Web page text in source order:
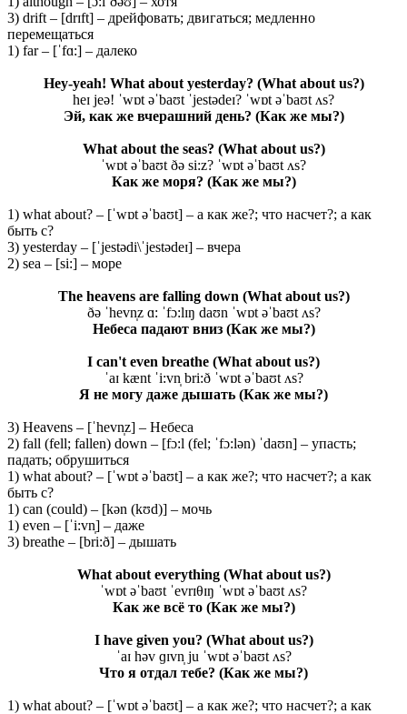
3) drift – [drɪft] – дрейфовать; двигаться; медленно
перемещаться
1) far – [ˈfɑ:] – далеко
Hey-yeah! What about yesterday? (What about us?)
heɪ jeə! ˈwɒt əˈbaʊt ˈjestədeɪ? ˈwɒt əˈbaʊt ʌs?
Эй, как же вчерашний день? (Какжемы?)
What about the seas? (What about us?)
ˈwɒt əˈbaʊt ðə si:z? ˈwɒt əˈbaʊt ʌs?
Как же моря? (Как же мы?)
1) what about? – [ˈwɒt əˈbaʊt] – а как же?; что насчет?; а как
быть с?
3) yesterday – [ˈjestədi\ˈjestədeɪ] – вчера
2) sea – [si:] – море
The heavens are falling down (What about us?)
ðə ˈhevn̩z ɑ: ˈfɔ:lɪŋ daʊn ˈwɒt əˈbaʊt ʌs?
Небеса падают вниз (Как же мы?)
I can't even breathe (What about us?)
ˈaɪ kænt ˈi:vn̩ bri:ð ˈwɒt əˈbaʊt ʌs?
Я не могу даже дышать (Как же мы?)
3) Heavens – [ˈhevn̩z] – Небеса
2) fall (fell; fallen) down – [fɔ:l (fel; ˈfɔ:lən) ˈdaʊn] – упасть;
падать; обрушиться
1) what about? – [ˈwɒt əˈbaʊt] – а как же?; что насчет?; а как
быть с?
1) can (could) – [kən (kʊd)] – мочь
1) even – [ˈi:vn̩] – даже
3) breathe – [bri:ð] – дышать
What about everything (What about us?)
ˈwɒt əˈbaʊt ˈevrɪθɪŋ ˈwɒt əˈbaʊt ʌs?
Как же всё то (Как же мы?)
I have given you? (What about us?)
ˈaɪ həv ɡɪvn̩ ju ˈwɒt əˈbaʊt ʌs?
Что я отдал тебе? (Как же мы?)
1) what about? – [ˈwɒt əˈbaʊt] – а как же?; что насчет?; а как